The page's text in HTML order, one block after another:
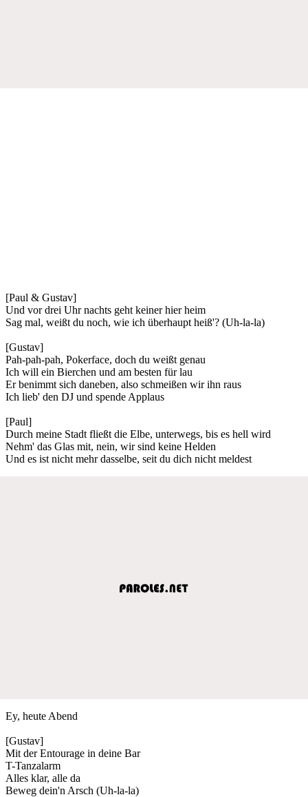
[Paul & Gustav]
Und vor drei Uhr nachts geht keiner hier heim
Sag mal, weißt du noch, wie ich überhaupt heiß'? (Uh-la-la)
[Gustav]
Pah-pah-pah, Pokerface, doch du weißt genau
Ich will ein Bierchen und am besten für lau
Er benimmt sich daneben, also schmeißen wir ihn raus
Ich lieb' den DJ und spende Applaus
[Paul]
Durch meine Stadt fließt die Elbe, unterwegs, bis es hell wird
Nehm' das Glas mit, nein, wir sind keine Helden
Und es ist nicht mehr dasselbe, seit du dich nicht meldest
Ey, heute Abend
[Gustav]
Mit der Entourage in deine Bar
T-Tanzalarm
Alles klar, alle da
Beweg dein'n Arsch (Uh-la-la)